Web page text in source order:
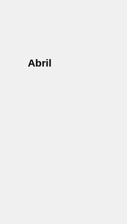
Abril